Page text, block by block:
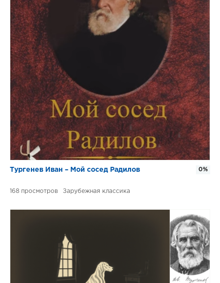
Тургенев Иван – Мой сосед Радилов
168 Зарубежная классика
0%